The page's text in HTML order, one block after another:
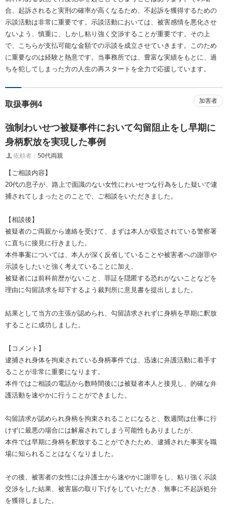
合、起訴されると実刑の確率が高くなるため、不起訴を獲得するための
示談活動は非常に重要です。示談活動においては、被害感情を悪化させ
ないよう、慎重に、しかし粘り強く交渉することが重要です。その上
で、こちらが支払可能な金額での示談を成立させていきます。このため
に重要なのは経験と熱意です。当事務所では、豊富な実績をもとに、過
ちを犯してしまった方の人生の再スタートを全力で応援しています。
取扱事例4 加害者
強制わいせつ被疑事件において勾留阻止をし早期に
身柄釈放を実現した事例
依頼者： 50代両親
【ご相談内容】
20代の息子が、路上で面識のない女性にわいせつな行為をした疑いで逮
捕されてしまったとのことで、ご相談をいただきました。
【相談後】
被疑者のご両親から連絡を受けて、まずは本人が収監されている警察署
に直ちに接見に行きました。
本件事案については、本人が深く反省していることや被害者への謝罪や
示談をしたいと強く考えていることに加え、
被疑者には前科前歴がないこと、罪証を隠匿する恐れがないことなどを
理由に勾留請求を却下するよう裁判所に意見書を提出しました。
結果として当方の主張が認められ、勾留請求されずに身柄を早期に釈放
することに成功しました。
【コメント】
逮捕され身体を拘束されている身柄事件では、迅速に弁護活動に着手す
ることが非常に重要になります。
本件ではご相談の電話から数時間後には被疑者本人と接見し、的確な弁
護活動を速やかに行うことができました。
勾留請求が認められ身柄を拘束されることになると、数週間は仕事に行
けずに最悪の場合には解雇されてしまう可能性もありましたが、
本件では早期に身柄を釈放することができたため、逮捕された事実を職
場に知られることはなくなりました。
その後、被害者の女性には弁護士から速やかに謝罪をし、粘り強く示談
交渉をした結果、被害届の取り下げをしていただき、無事に不起訴処分
を獲得しました。